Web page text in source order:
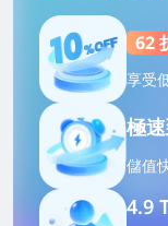
62
享受
極
儲值
4.9